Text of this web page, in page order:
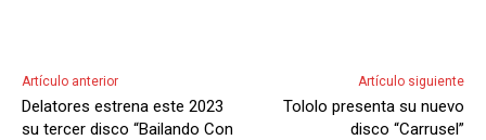
Artículo anterior
Delatores estrena este 2023
su tercer disco “Bailando Con
Artículo siguiente
Tololo presenta su nuevo
disco “Carrusel”